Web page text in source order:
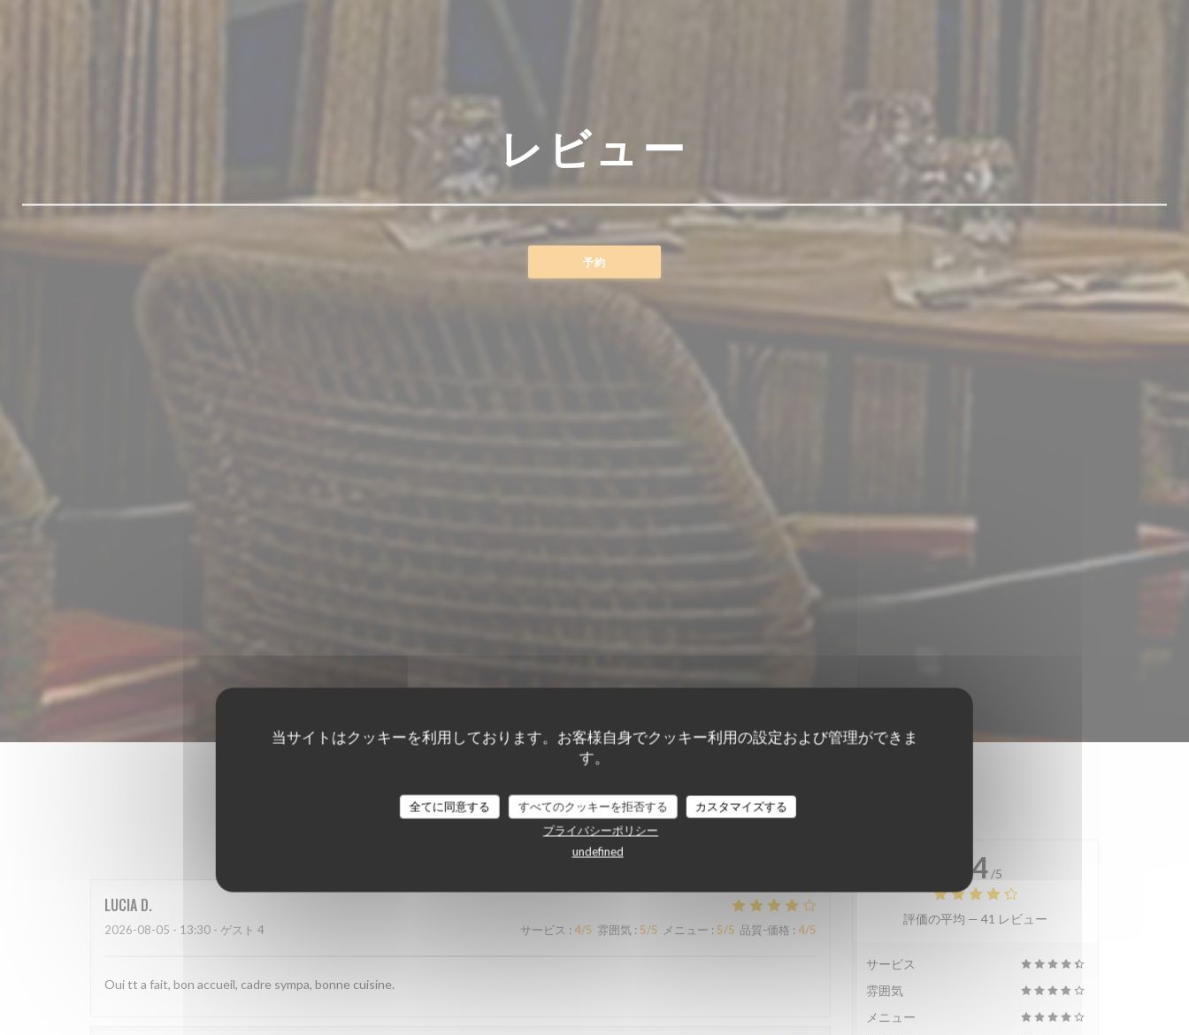
当サイトはクッキーを利用しております。お客様自身でクッキー利用の設定および管理ができま
す。
全てに同意する すべてのクッキーを拒否する
カスタマイズする
プライバシーポリシー
undefined
レビュー
予約
顧客の評価
LUCIA D
2026-08-05 - 13:30 - ゲスト 4 サービス : 4/5 雰囲気 : 5/5 メニュー : 5/5 品質-価格 : 4/5
Oui tt a fait, bon accueil, cadre sympa, bonne cuisine.
4.4 /5
評価の平均 — 41 レビュー
サービス
雰囲気
メニュー